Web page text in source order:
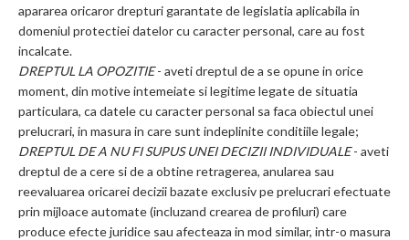
apararea oricaror drepturi garantate de legislatia aplicabila in
domeniul protectiei datelor cu caracter personal, care au fost
incalcate.
DREPTUL LA OPOZITIE- aveti dreptul de a se opune in orice
moment, din motive intemeiate si legitime legate de situatia
particulara, ca datele cu caracter personal sa faca obiectul unei
prelucrari, in masura in care sunt indeplinite conditiile legale;
DREPTUL DE A NU FI SUPUS UNEI DECIZII INDIVIDUALE- aveti
dreptul de a cere si de a obtine retragerea, anularea sau
reevaluarea oricarei decizii bazate exclusiv pe prelucrari efectuate
prin mijloace automate (incluzand crearea de profiluri) care
produce efecte juridice sau afecteaza in mod similar, intr-o masura